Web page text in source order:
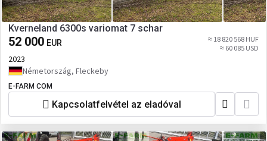
Kverneland 6300s variomat 7 schar
52 000 EUR
≈ 18 820 568 HUF
≈ 60 085 USD
2023
Németország, Fleckeby
E-FARM COM
Kapcsolatfelvétel az eladóval